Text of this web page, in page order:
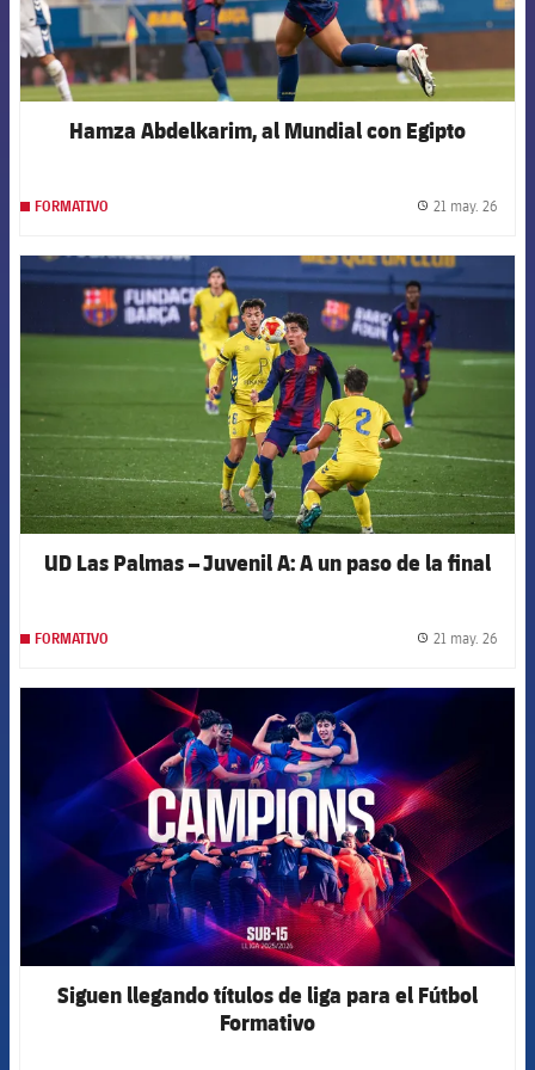
Hamza Abdelkarim, al Mundial con Egipto
FORMATIVO 21 may. 26
FCB Barcelona badge
UD Las Palmas – Juvenil A: A un paso de la final
FORMATIVO 21 may. 26
FCB Barcelona badge
Siguen llegando títulos de liga para el Fútbol
Formativo